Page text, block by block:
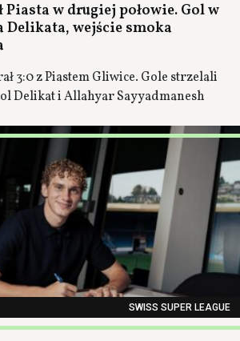
Piasta w drugiej połowie. Gol w
Delikata, wejście smoka
3:0 z Piastem Gliwice. Gole strzelali
Delikat i Allahyar Sayyadmanesh
SWISS SUPER LEAGUE